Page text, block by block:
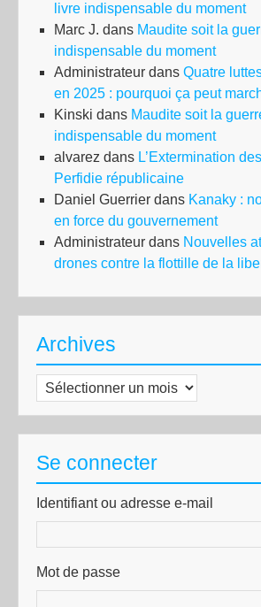
livre indispensable du moment
Marc J. dans Maudite soit la
indispensable du moment
Administrateur dans Quatre
en 2025 : pourquoi ça peut
Kinski dans Maudite soit la
indispensable du moment
alvarez dans L’Extermination
Perfidie républicaine
Daniel Guerrier dans Kanaky :
en force du gouvernement
Administrateur dans Nouvelles
drones contre la flottille de la
Archives
Archives
Se connecter
Identifiant ou adresse e-mail
Mot de passe